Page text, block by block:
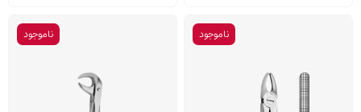
ناموجود ناموجود